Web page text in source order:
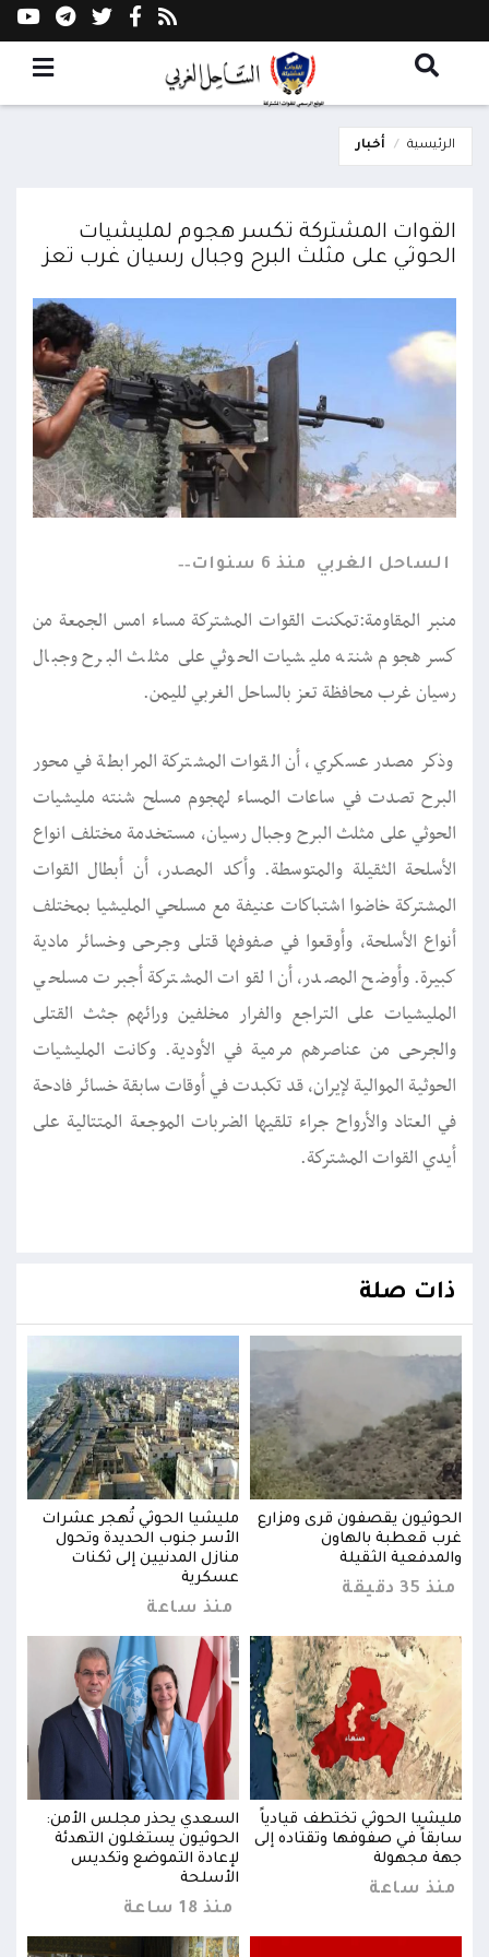
الرئيسية أخبار
القوات المشتركة تكسر هجوم لمليشيات
الحوثي على مثلث البرح وجبال رسيان غرب تعز
الساحل الغربي منذ 6 سنوات
منبر المقاومة:تمكنت القوات المشتركة مساء امس الجمعة من
كسر هجوم شنته مليشيات الحوثي على مثلث البرح وجبال
رسيان غرب محافظة تعز بالساحل الغربي لليمن.
وذكر مصدر عسكري، أن القوات المشتركة المرابطة في محور
البرح تصدت في ساعات المساء لهجوم مسلح شنته مليشيات
الحوثي على مثلث البرح وجبال رسيان، مستخدمة مختلف انواع
الأسلحة الثقيلة والمتوسطة. وأكد المصدر، أن أبطال القوات
المشتركة خاضوا اشتباكات عنيفة مع مسلحي المليشيا بمختلف
أنواع الأسلحة، وأوقعوا في صفوفها قتلى وجرحى وخسائر مادية
كبيرة. وأوضح المصدر، أن القوات المشتركة أجبرت مسلحي
المليشيات على التراجع والفرار مخلفين ورائهم جثث القتلى
والجرحى من عناصرهم مرمية في الأودية. وكانت المليشيات
الحوثية الموالية لإيران، قد تكبدت في أوقات سابقة خسائر فادحة
في العتاد والأرواح جراء تلقيها الضربات الموجعة المتتالية على
أيدي القوات المشتركة.
ذات صلة
الحوثيون يقصفون قرى ومزارع
غرب قعطبة بالهاون
والمدفعية الثقيلة
منذ 35 دقيقة
مليشيا الحوثي تُهجر عشرات
الأسر جنوب الحديدة وتحول
منازل المدنيين إلى ثكنات
عسكرية
منذ ساعة
مليشيا الحوثي تختطف قيادياً
سابقاً في صفوفها وتقتاده إلى
جهة مجهولة
منذ ساعة
السعدي يحذر مجلس الأمن:
الحوثيون يستغلون التهدئة
لإعادة التموضع وتكديس
الأسلحة
منذ 18 ساعة